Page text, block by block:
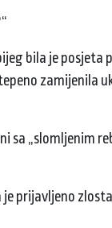
bila je posjeta
zamijenila
sa „slomljenim
prijavljeno